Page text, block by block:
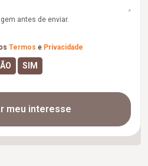
antes de enviar.
Termos e Privacidade
meu interesse